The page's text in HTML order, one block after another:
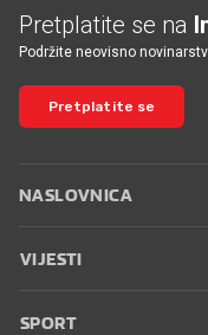
Pretplatite se na
Podržite neovisno
Pretplatite se
NASLOVNICA
VIJESTI
SPORT